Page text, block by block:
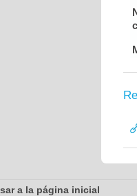
a la página inicial